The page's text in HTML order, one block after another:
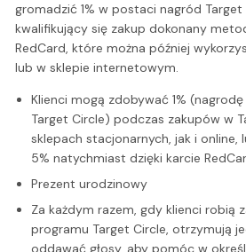
gromadzić 1% w postaci nagród Target
kwalifikujący się zakup dokonany
RedCard, które można później
lub w sklepie internetowym.
Klienci mogą zdobywać 1%
Target Circle) podczas zakupów w
sklepach stacjonarnych, jak i online,
5% natychmiast dzięki karcie
Prezent urodzinowy
Za każdym razem, gdy klienci robią
programu Target Circle, otrzymują
oddawać głosy, aby pomóc w